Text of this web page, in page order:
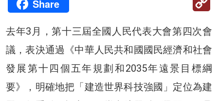
Share
去年3月，第十三屆全國人民代表大會第四次會
議，表決通過《中華人民共和國國民經濟和社會
發展第十四個五年規劃和2035年遠景目標綱
要》，明確地把「建造世界科技強國」定位為建